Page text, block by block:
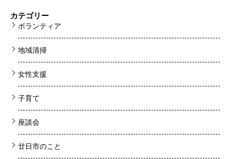
カテゴリー
ボランティア
地域清掃
女性支援
子育て
座談会
廿日市のこと